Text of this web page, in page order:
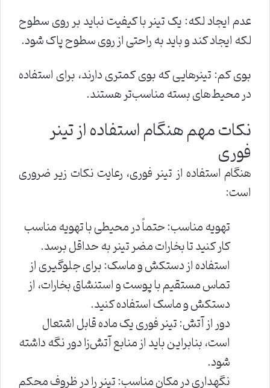
عدم ایجاد لکه: یک تینر با کیفیت نباید بر روی سطوح
لکه ایجاد کند و باید به راحتی از روی سطوح پاک شود.
بوی کم: تینرهایی که بوی کمتری دارند، برای استفاده
در محیط‌های بسته مناسب‌تر هستند.
نکات مهم هنگام استفاده از تینر
فوری
هنگام استفاده از تینر فوری، رعایت نکات زیر ضروری
است:
تهویه مناسب: حتماً در محیطی با تهویه مناسب
کار کنید تا بخارات مضر تینر به حداقل برسد.
استفاده از دستکش و ماسک: برای جلوگیری از
تماس مستقیم با پوست و استنشاق بخارات، از
دستکش و ماسک استفاده کنید.
دور از آتش: تینر فوری یک ماده قابل اشتعال
است، بنابراین باید از منابع آتش‌زا دور نگه داشته
شود.
نگهداری در مکان مناسب: تینر را در ظروف محکم